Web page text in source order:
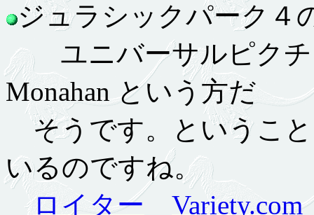
ジュラシックパーク
ユニバーサルピクチ
Monahan という方だ
そうです。というこ
いるのですね。
ロイター
Variety.com